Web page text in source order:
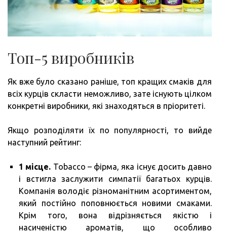
Топ-5 виробників
Як вже було сказано раніше, топ кращих смаків для
всіх курців скласти неможливо, зате існують цілком
конкретні виробники, які знаходяться в пріоритеті.
Якщо розподіляти їх по популярності, то вийде
наступний рейтинг:
1 місце. Tobacco – фірма, яка існує досить давно
і встигла заслужити симпатії багатьох курців.
Компанія володіє різноманітним асортиментом,
який постійно поповнюється новими смаками.
Крім того, вона відрізняється якістю і
насиченістю ароматів, що особливо